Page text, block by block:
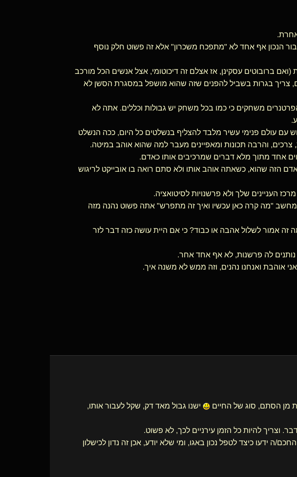
הנכון אף אחד לא "מתפכח משכרון" אלא זה פשוט חלק נוסף
ברובוטים עסקינן, אז אצלם זה דיכוטומי, אצל אנשים הכל מורכב
צריך בגרות בשביל להפנים שזה שהוא מושפל במסגרת הסשן לא
משחקים כי כמו בכל משחק יש גבולות וכללים. אתה לא
עולם פנימי עשיר מלבד להצליף בנשלטים כל היום, ככה הנשלט
והרבה תכונות ומאפיינים מעבר למה שהוא אוהב במיטה.
אחד מתוך מלא דברים שמרכיבים אותו כאדם.
הזה שהוא, כשאתה אוהב אותו ולא סתם רואה בו אובייקט לריגוש
העניינים שלך ולא פרשנויות לסיטואציה.
"מה קרה כאן עכשיו ואיך זה מתפרש" אתה פשוט נהנה מזה
אמור לשלול אהבה או כבוד? כי אם היית עושה כזה דבר לזר
נותנים לה פרשנות, לא אף אחד אחר.
אוהבת ואנחנו נהנים, וזה ממש לא משנה איך.
ישנו גבול מאד דק, שקל לעבור אותו,
וצריך להיות כל הזמן עירניים לכך, לא פשוט.
ה ידעו כיצד לטפל נכון באגו, ומי שלא יודע, אכן זה נדון לכישלון